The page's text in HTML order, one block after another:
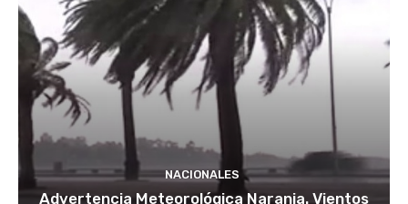
NACIONALES
Advertencia Meteorológica Naranja. Vientos